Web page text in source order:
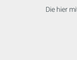
Die hier